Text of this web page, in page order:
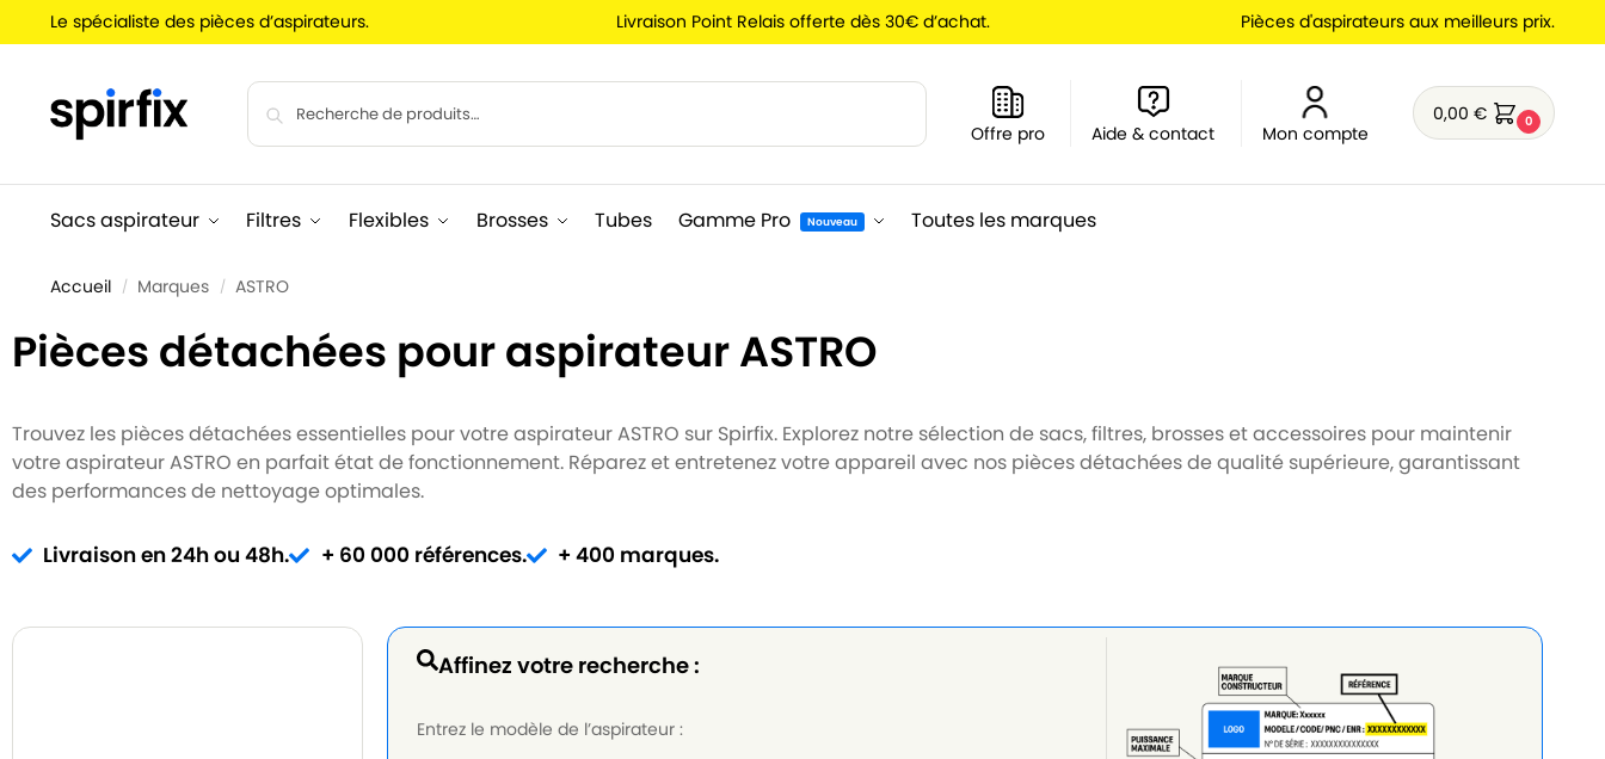
Le spécialiste des pièces d’aspirateurs. Livraison Point Relais offerte dès 30€ d’achat. Pièces d'aspirateurs aux meilleurs prix.
Offre pro Aide & contact Mon compte
0,00€ 0
Sacs aspirateur Filtres Flexibles Brosses Tubes Gamme Pro Nouveau Toutes les marques
Accueil / Marques / ASTRO
Pièces détachées pour aspirateur ASTRO
Trouvez les pièces détachées essentielles pour votre aspirateur ASTRO sur Spirfix. Explorez notre sélection de sacs, filtres, brosses et accessoires pour maintenir
votre aspirateur ASTRO en parfait état de fonctionnement. Réparez et entretenez votre appareil avec nos pièces détachées de qualité supérieure, garantissant
des performances de nettoyage optimales.
Livraison en 24h ou 48h. + 60 000 références. + 400 marques.
Affinez votre recherche :
Entrez le modèle de l’aspirateur :